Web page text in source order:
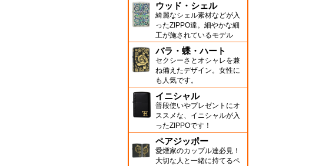
ウッド・シェル
綺麗なシェル素材などが入
ったZIPPO達。細やかな細
工が施されているモデル
バラ・蝶・ハート
セクシーさとオシャレを兼
ね備えたデザイン。女性に
も人気です。
イニシャル
普段使いやプレゼントにオ
ススメな、イニシャルが入
ったZIPPOです！
ペアジッポー
愛煙家のカップル達必見！
大切な人と一緒に持てるペ